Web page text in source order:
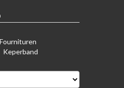
Fournituren
Keperband